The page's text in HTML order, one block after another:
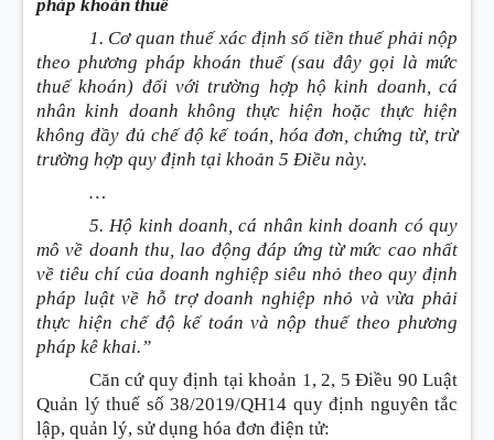
pháp khoán thuế
1. Cơ quan thuế xác định số tiền thuế phải nộp
theo phương pháp khoán thuế (sau đây gọi là mức
thuế khoán) đối với trường hợp hộ kinh doanh, cá
nhân kinh doanh không thực hiện hoặc thực hiện
không đầy đủ chế độ kế toán, hóa đơn, chứng từ, trừ
trường hợp quy định tại khoản 5 Điều này.
…
5. Hộ kinh doanh, cá nhân kinh doanh có quy
mô về doanh thu, lao động đáp ứng từ mức cao nhất
về tiêu chí của doanh nghiệp siêu nhỏ theo quy định
pháp luật về hỗ trợ doanh nghiệp nhỏ và vừa phải
thực hiện chế độ kế toán và nộp thuế theo phương
pháp kê khai.”
Căn cứ quy định tại khoản 1, 2, 5 Điều 90 Luật
Quản lý thuế số 38/2019/QH14 quy định nguyên tắc
lập, quản lý, sử dụng hóa đơn điện tử: